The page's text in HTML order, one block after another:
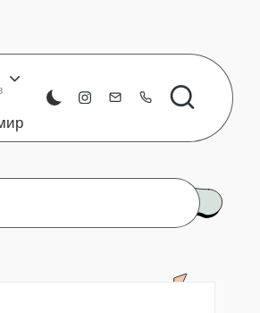
Instagram8776
66